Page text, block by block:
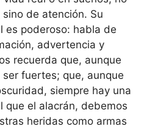
de atención. Su
es poderoso: habla de
advertencia y
recuerda que, aunque
fuertes; que, aunque
siempre hay una
que el alacrán, debemos
heridas como armas